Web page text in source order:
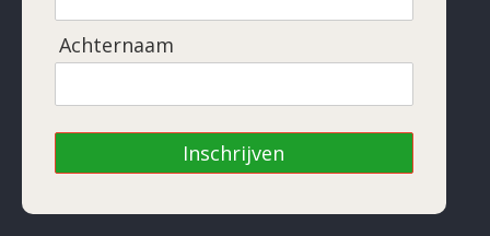
Achternaam
Inschrijven